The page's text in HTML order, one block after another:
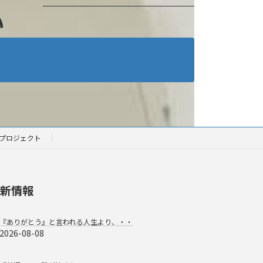
ロジェクト
情報
『ありがとう』と言われる人生より、・・
2026-08-08